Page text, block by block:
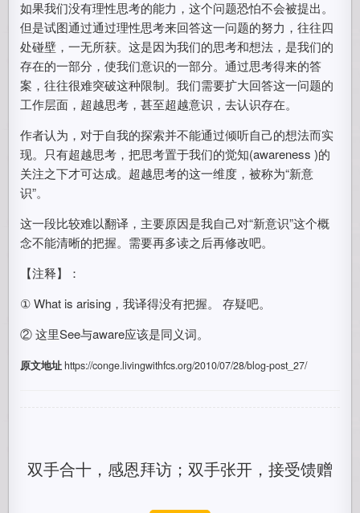
如果我们没有理性思考的能力，这个问题恐怕不会被提出。
但是试图通过通过理性思考来回答这一问题的努力，往往四
处碰壁，一无所获。这是因为我们的思考和想法，是我们的
存在的一部分，使我们意识的一部分。通过思考得来的答
案，往往很难突破这种限制。我们需要扩大回答这一问题的
工作层面，超越思考，甚至超越意识，去认识存在。
作者认为，对于自我的探索并不能通过倾听自己的想法而实
现。只有超越思考，把思考置于我们的觉知(awareness )的
关注之下才可达成。超越思考的这一维度，被称为“新意
识”。
这一段比较难以翻译，主要原因是我自己对“新意识”这个概
念不能清晰的把握。需要再多读之后再修改吧。
【注释】：
① What is arising，我译得没有把握。 存疑吧。
② 这里See与aware应该是同义词。
原文地址https://conge.livingwithfcs.org/2010/07/28/blog-post_27/
双手合十，感恩拜访；双手张开，接受馈赠